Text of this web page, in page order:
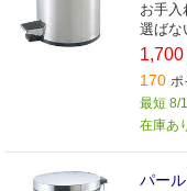
お手入
選ばな
1,700
170 ポ
最短 8/
在庫あ
パー